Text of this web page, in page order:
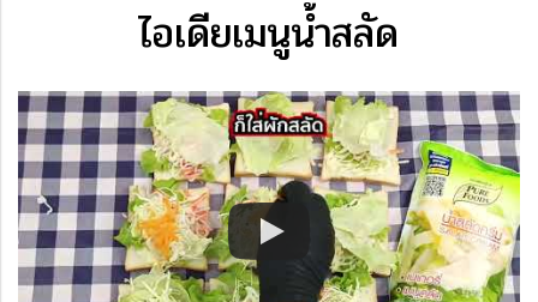
ไอเดียเมนูน้ำสลัด